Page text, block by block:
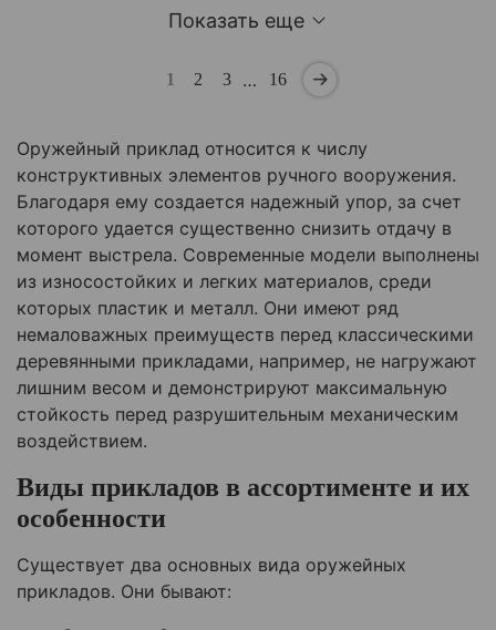
Показать еще
1 2 3 … 16
Оружейный приклад относится к числу
конструктивных элементов ручного вооружения.
Благодаря ему создается надежный упор, за счет
которого удается существенно снизить отдачу в
момент выстрела. Современные модели выполнены
из износостойких и легких материалов, среди
которых пластик и металл. Они имеют ряд
немаловажных преимуществ перед классическими
деревянными прикладами, например, не нагружают
лишним весом и демонстрируют максимальную
стойкость перед разрушительным механическим
воздействием.
Виды прикладов в ассортименте и их
особенности
Существует два основных вида оружейных
прикладов. Они бывают: